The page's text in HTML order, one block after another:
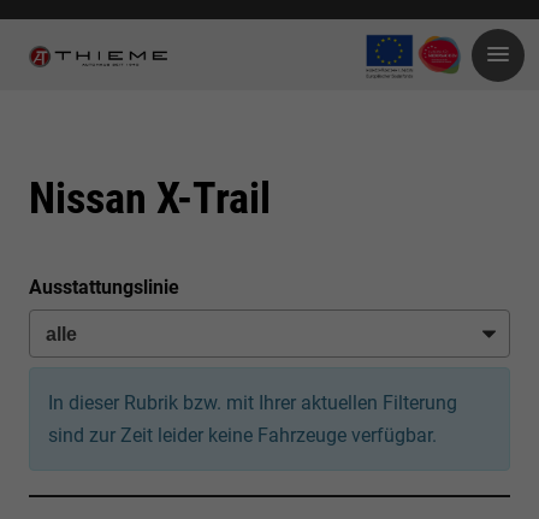
Nissan X-Trail
Ausstattungslinie
In dieser Rubrik bzw. mit Ihrer aktuellen Filterung
sind zur Zeit leider keine Fahrzeuge verfügbar.